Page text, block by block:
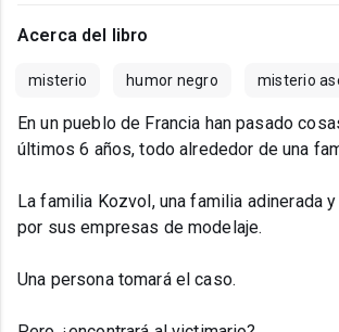
Acerca del libro
misterio humor negro misterio
En un pueblo de Francia han pasado
últimos 6 años, todo alrededor de una
La familia Kozvol, una familia adinerada
por sus empresas de modelaje.
Una persona tomará el caso.